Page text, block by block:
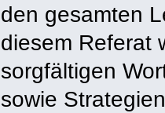
den gesamten
diesem Referat
sorgfältigen
sowie